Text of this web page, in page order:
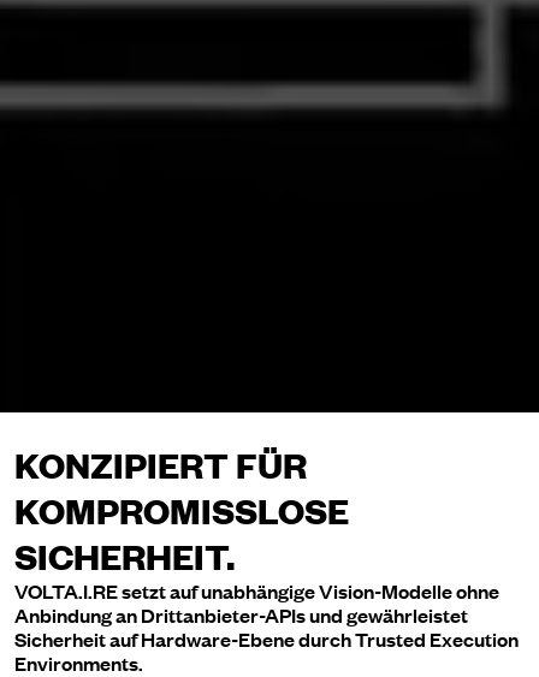
KONZIPIERT FÜR
KOMPROMISSLOSE
SICHERHEIT.
VOLTA.I.RE setzt auf unabhängige Vision-Modelle ohne
Anbindung an Drittanbieter-APIs und gewährleistet
Sicherheit auf Hardware-Ebene durch Trusted Execution
Environments.